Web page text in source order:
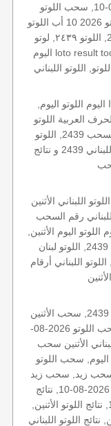
اليكم نتائج اللوتو الأثنين, الأثنين 2026-08-10, سحب اللوتو
2026-08-10, سحب اللوتو 2026 10 أب اللوتو, loto, lotto, نتيجة
اللوتو, نتيجة اللوتو ٢٤٣٩ نتيجة اللوتو 2439, اللوتو ٢٤٣٩, لوتو
اليوم loto result today, loto results today اللوتو هذا الاسبوع
اللوتو اليوم,
عو رقم سحب اللوتو ٢٤٣٩ بالحرف العربية اللوتو
1718, اللوتو 2026-08-10, اللوتو أرقام السحب 2439, اللوتو
الأثنين, 2439 الأثنين اللوتو اللبناني اللوتو اللبناني 2439 و نتائج
اللبناني الأثنين
اللبناني رقم السحب
2439, اللوتو اليوم اللوتو اليوم الأثنين,
اللوتو اليوم زيد 2439 اللوتو رقم السحب 2439, اللوتو لبنان
اللوتو من لبنان, اللوتو أرقام السحب 1715, اللوتو اللبناني أرقام
رقم السحب: 2439, زيد, زيد 2439, سحب 2439, سحب الأثنين
سحب اللوتو سحب اللوتو ١٣ أيار ٢٠١٩ سحب اللوتو 2026-08-
الأثنين سحب
اليوم, سحب اللوتو
اليوم سحب زيد, سحب زيد
لوتو في لبنان لوتو لوتو 2439, لوتو الأثنين 2026-08-10, نتائج
الأثنين, نتائج اللوتو نتائج اللوتو 2026-08-10, نتائج اللوتو الأثنين,
نتائج اللوتو اللبناني